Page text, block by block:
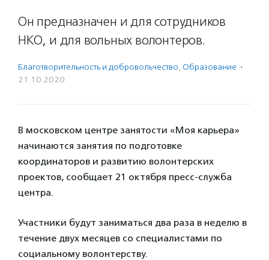
Он предназначен и для сотрудников
НКО, и для вольных волонтеров.
Благотвори­тель­ность и доброволь­чест­во, Образование ·
21.10.2020
В московском центре занятости «Моя карьера»
начинаются занятия по подготовке
координаторов и развитию волонтерских
проектов, сообщает 21 октября пресс-служба
центра.
Участники будут заниматься два раза в неделю в
течение двух месяцев со специалистами по
социальному волонтерству.